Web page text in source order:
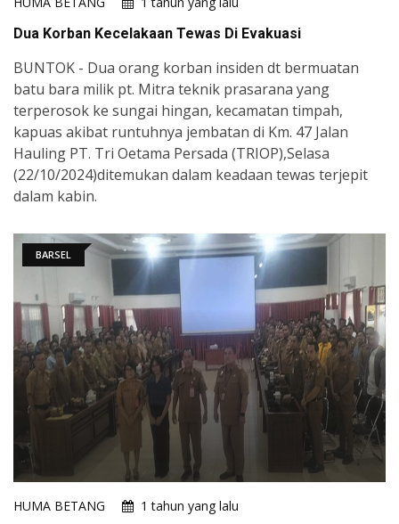
Dua Korban Kecelakaan Tewas Di Evakuasi
BUNTOK - Dua orang korban insiden dt bermuatan
batu bara milik pt. Mitra teknik prasarana yang
terperosok ke sungai hingan, kecamatan timpah,
kapuas akibat runtuhnya jembatan di Km. 47 Jalan
Hauling PT. Tri Oetama Persada (TRIOP),Selasa
(22/10/2024)ditemukan dalam keadaan tewas terjepit
dalam kabin.
BARSEL
HUMA BETANG 1 tahun yang lalu